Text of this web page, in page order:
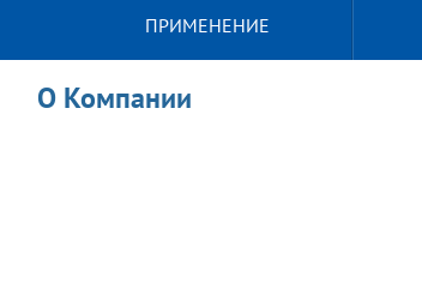
ПРИМЕНЕНИЕ
О Компании